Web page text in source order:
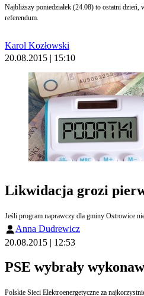
Najbliższy poniedziałek (24.08) to ostatni dzień,
referendum.
Karol Kozłowski
20.08.2015 | 15:10
Likwidacja grozi
Anna Dudrewicz
20.08.2015 | 12:53
PSE wybrały
Polskie Sieci Elektroenergetyczne za